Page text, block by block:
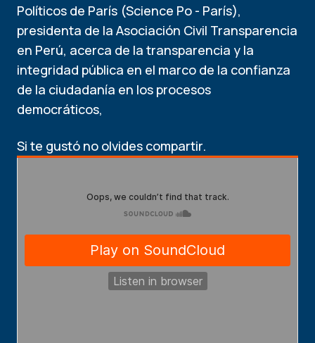
Políticos de París (Science Po - París),
presidenta de la Asociación Civil Transparencia
en Perú, acerca de la transparencia y la
integridad pública en el marco de la confianza
de la ciudadanía en los procesos
democráticos,
Si te gustó no olvides compartir.